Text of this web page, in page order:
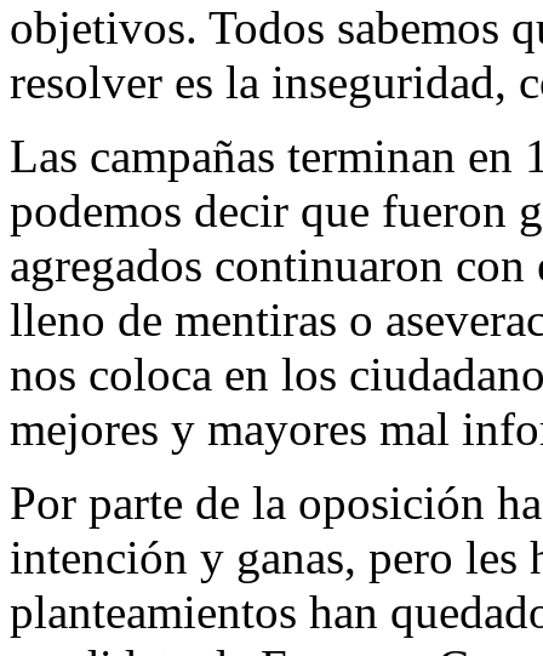
objetivos. Todos sabemos
resolver es la inseguridad,
Las campañas terminan en
podemos decir que fueron
agregados continuaron
lleno de mentiras o
nos coloca en los
mejores y mayores mal
Por parte de la oposición
intención y ganas, pero
planteamientos han